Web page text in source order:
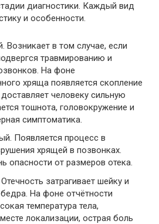
диагностики. Каждый вид
и особенности.
Возникает в том случае, если
травмированию и
На фоне
хряща появляется скопление
человеку сильную
тошнота, головокружение и
симптоматика.
Появляется процесс в
хрящей в позвонках.
опасности от размеров отека.
затрагивает шейку и
На фоне отчётности
температура тела,
локализации, острая боль